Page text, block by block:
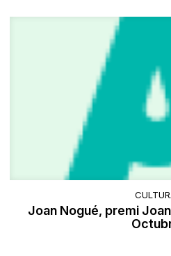
Joan Nogué, premi